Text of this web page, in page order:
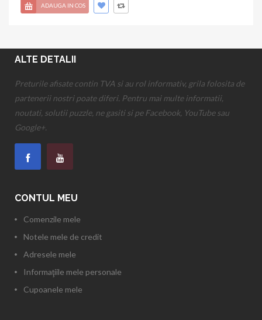
ADAUGA IN COS
ALTE DETALII
Preturile afisate contin TVA si au rol informativ, grila folosita de
partenerii nostri poate diferi. Pentru mai multe informatii,
noutati, solutii puzzle, ne gasiti si pe Facebook, YouTube sau
Google+.
CONTUL MEU
Comenzile mele
Notele mele de credit
Adresele mele
Informaţiile mele personale
Cupoanele mele